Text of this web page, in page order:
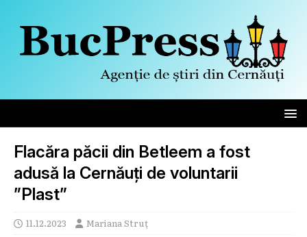
Flacăra păcii din Betleem a fost
adusă la Cernăuți de voluntarii
”Plast”
11.12.2023 Mariana Struț